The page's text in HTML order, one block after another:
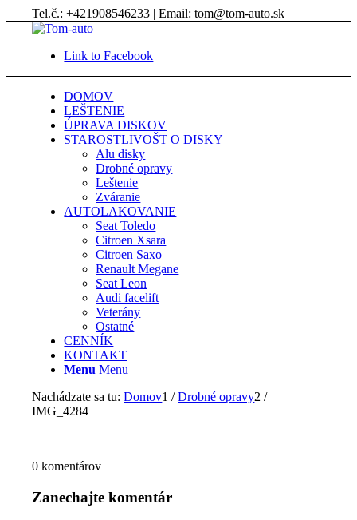
Tel.č.: +421908546233 | Email: tom@tom-auto.sk
Link to Facebook
DOMOV
LEŠTENIE
ÚPRAVA DISKOV
STAROSTLIVOŠT O DISKY
Alu disky
Drobné opravy
Leštenie
Zváranie
AUTOLAKOVANIE
Seat Toledo
Citroen Xsara
Citroen Saxo
Renault Megane
Seat Leon
Audi facelift
Veterány
Ostatné
CENNÍK
KONTAKT
Menu Menu
Nachádzate sa tu: Domov1 / Drobné opravy2 /
IMG_4284
0 komentárov
Zanechajte komentár